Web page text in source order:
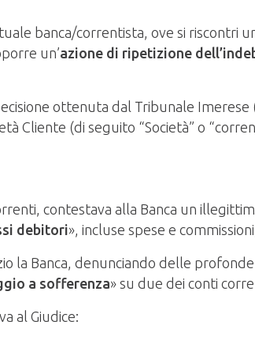
banca/correntista, ove si riscontri
un’azione di ripetizione
ottenuta dal Tribunale
Cliente (di seguito “Società” o
contestava alla Banca un
debitori», incluse spese e
la Banca, denunciando delle
a sofferenza» su due dei conti
al Giudice: